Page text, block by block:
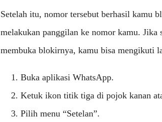
Setelah itu, nomor tersebut berhasil kamu
melakukan panggilan ke nomor kamu. Jika
membuka blokirnya, kamu bisa mengikuti
Buka aplikasi WhatsApp.
Ketuk ikon titik tiga di pojok kanan
Pilih menu “Setelan”.